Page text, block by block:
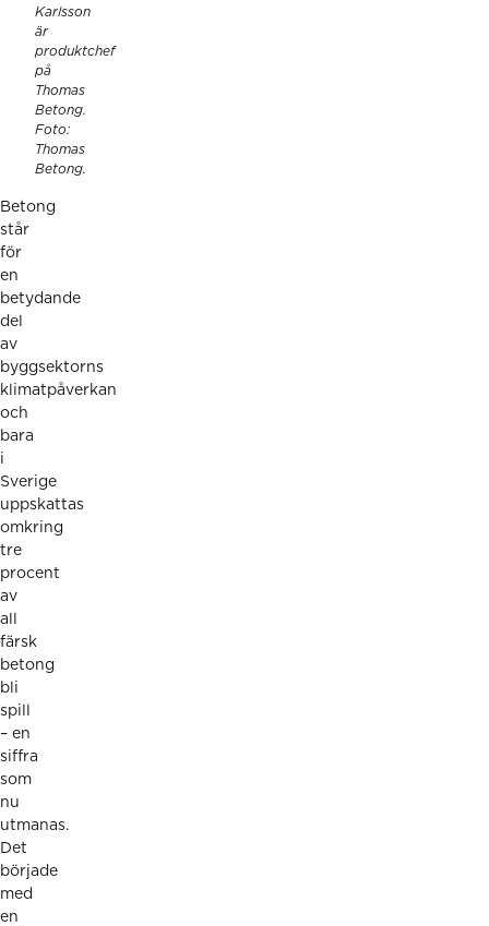
Karlsson
är
produktchef
på
Thomas
Betong.
Foto:
Thomas
Betong.
Betong
står
för
en
betydande
del
av
byggsektorns
klimatpåverkan
och
bara
i
Sverige
uppskattas
omkring
tre
procent
av
all
färsk
betong
bli
spill
– en
siffra
som
nu
utmanas.
Det
började
med
en